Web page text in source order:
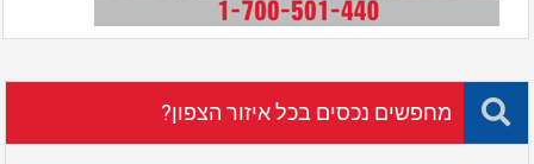
מחפשים נכסים בכל איזור הצפון?